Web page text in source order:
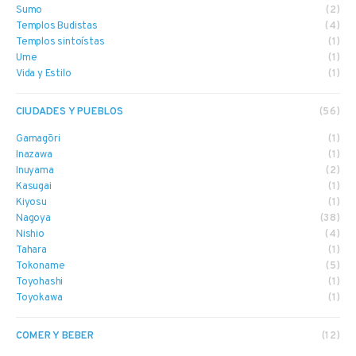
Sumo
(2)
Templos Budistas
(4)
Templos sintoístas
(1)
Ume
(1)
Vida y Estilo
(1)
CIUDADES Y PUEBLOS (56)
Gamagōri
(1)
Inazawa
(1)
Inuyama
(2)
Kasugai
(1)
Kiyosu
(1)
Nagoya
(38)
Nishio
(4)
Tahara
(1)
Tokoname
(5)
Toyohashi
(1)
Toyokawa
(1)
COMER Y BEBER (12)